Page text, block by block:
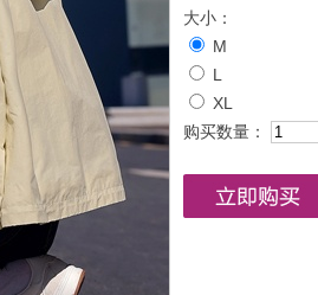
大小：
M
L
XL
购买数量：